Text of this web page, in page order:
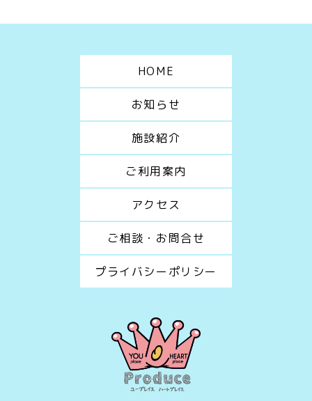
HOME
お知らせ
施設紹介
ご利用案内
アクセス
ご相談・お問合せ
プライバシーポリシー